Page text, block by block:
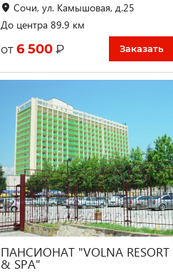
Сочи, ул. Камышовая, д.25
До центра 89.9 км
от6 500 ₽ Заказать
ПАНСИОНАТ "VOLNA RESORT
& SPA"